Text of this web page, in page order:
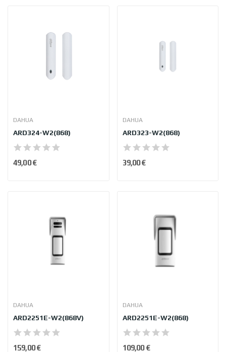
DAHUA
ARD324-W2(868)
49,00 €
DAHUA
ARD323-W2(868)
39,00 €
DAHUA
ARD2251E-W2(868V)
159,00 €
DAHUA
ARD2251E-W2(868)
109,00 €